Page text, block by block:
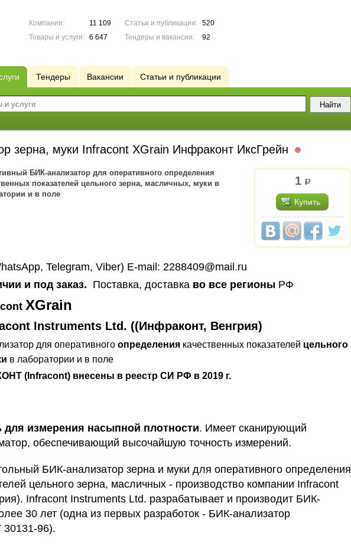
Компании:
11 109
Товары и услуги:
6 647
Статьи и публикации:
520
Тендеры и вакансии:
92
Тендеры Вакансии Статьи и публикации
зерна, муки Infracont XGrain Инфраконт ИксГрейн
1 р.
Купить
БИК-анализатор для оперативного определения
показателей цельного зерна, масличных, муки в
и в поле
Telegram, Viber) E-mail: 2288409@mail.ru
и под заказ. Поставка, доставка во все регионыРФ
XGrain
Instruments Ltd. ((Инфраконт, Венгрия)
для оперативного определениякачественных показателей цельного
в лаборатории и в поле
(Infracont) внесены в реестр СИ РФ в 2019 г.
измерения насыпной плотности. Имеет сканирующий
обеспечивающий высочайшую точность измерений.
БИК-анализатор зерна и муки для оперативного определения
цельного зерна, масличных - производство компании Infracont
Infracont Instruments Ltd. разрабатывает и производит БИК-
30 лет (одна из первых разработок - БИК-анализатор
96).